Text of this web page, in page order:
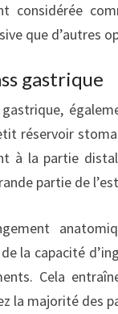
considérée
que d’autres
gastrique
réservoir
à la partie
partie de
la capacité
Cela
la majorité des